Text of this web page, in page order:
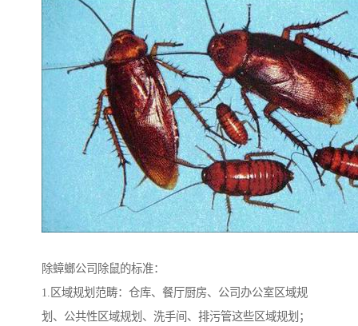
除蟑螂公司除鼠的标准：
1.区域规划范畴：仓库、餐厅厨房、公司办公室区域规
划、公共性区域规划、洗手间、排污管这些区域规划；